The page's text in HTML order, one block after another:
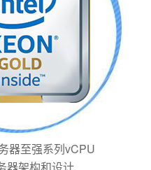
器至强系列vCPU